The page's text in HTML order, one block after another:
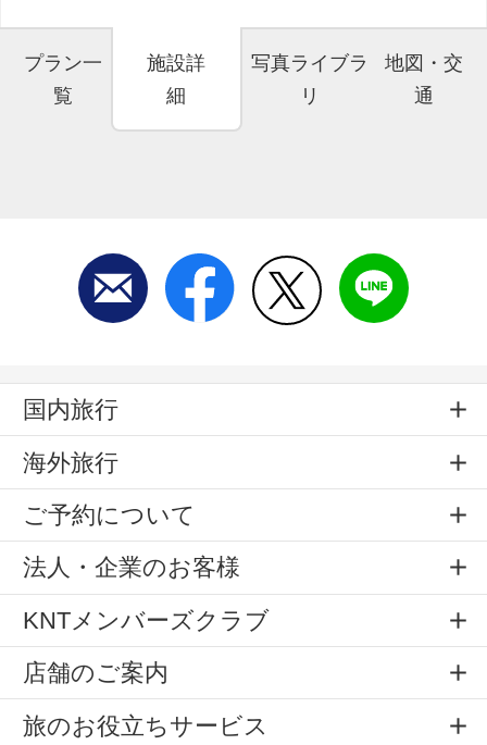
プラン一
覧
施設詳
細
写真ライブラ
リ
地図・交
通
国内旅行
海外旅行
ご予約について
法人・企業のお客様
KNTメンバーズクラブ
店舗のご案内
旅のお役立ちサービス